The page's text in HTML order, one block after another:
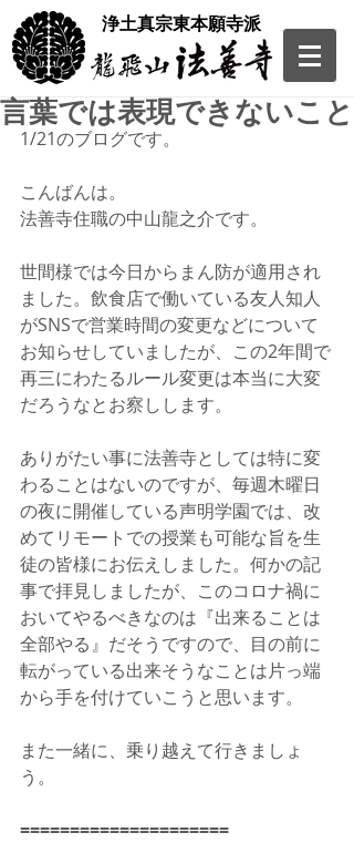
​浄土真宗東本願寺派
言葉では表現できないこと
1/21のブログです。
こんばんは。
法善寺住職の中山龍之介です。
世間様では今日からまん防が適用され
ました。飲食店で働いている友人知人
がSNSで営業時間の変更などについて
お知らせしていましたが、この2年間で
再三にわたるルール変更は本当に大変
だろうなとお察しします。
ありがたい事に法善寺としては特に変
わることはないのですが、毎週木曜日
の夜に開催している声明学園では、改
めてリモートでの授業も可能な旨を生
徒の皆様にお伝えしました。何かの記
事で拝見しましたが、このコロナ禍に
おいてやるべきなのは『出来ることは
全部やる』だそうですので、目の前に
転がっている出来そうなことは片っ端
から手を付けていこうと思います。
また一緒に、乗り越えて行きましょ
う。
=====================